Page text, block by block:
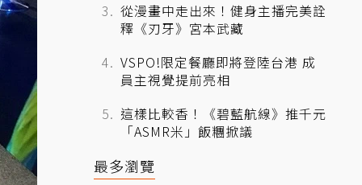
從漫畫中走出來！健身主播完美詮
釋《刃牙》宮本武藏
VSPO!限定餐廳即將登陸台港 成
員主視覺提前亮相
這樣比較香！《碧藍航線》推千元
「ASMR米」飯糰掀議
最多瀏覽